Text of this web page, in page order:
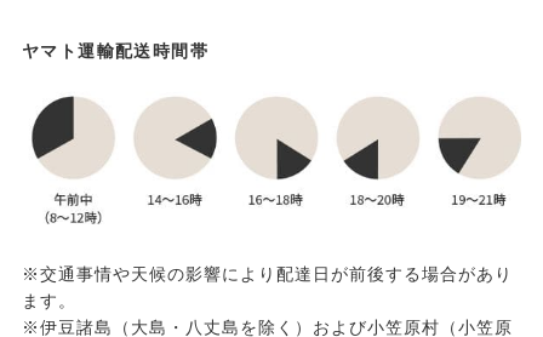
ヤマト運輸配送時間帯
※交通事情や天候の影響により配達日が前後する場合があり
ます。
※伊豆諸島（大島・八丈島を除く）および小笠原村（小笠原